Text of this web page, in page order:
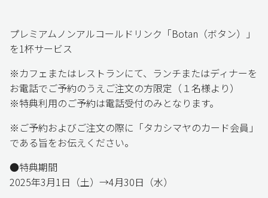
プレミアムノンアルコールドリンク「Botan（ボタン）」
を1杯サービス
※カフェまたはレストランにて、ランチまたはディナーを
お電話でご予約のうえご注文の方限定（１名様より）
※特典利用のご予約は電話受付のみとなります。
※ご予約およびご注文の際に「タカシマヤのカード会員」
である旨をお伝えください。
●特典期間
2025年3月1日（土）→4月30日（水）